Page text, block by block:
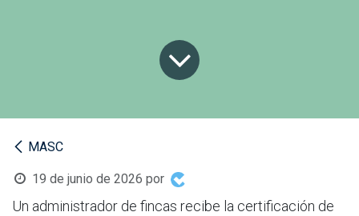
MASC
19 de junio de 2026 por
Un administrador de fincas recibe la certificación de